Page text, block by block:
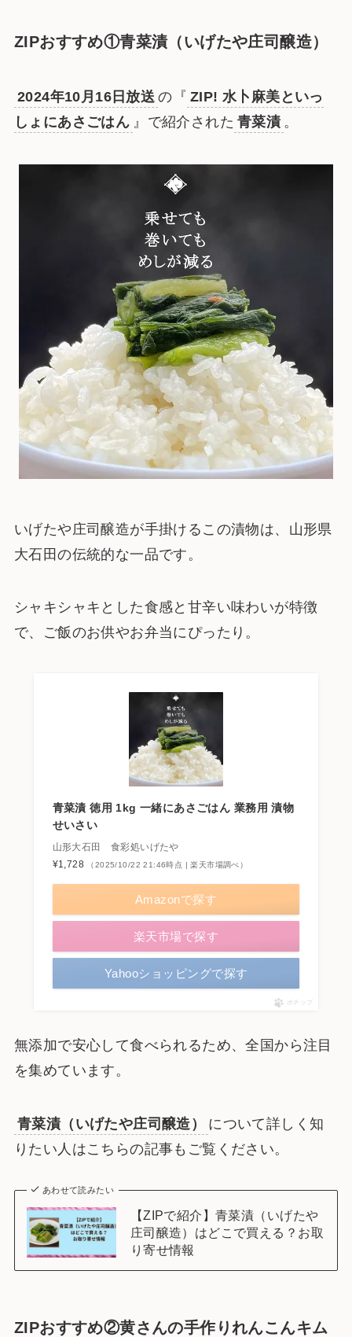
ZIPおすすめ①青菜漬（いげたや庄司醸造）
2024年10月16日放送 の『 ZIP! 水卜麻美といっ
しょにあさごはん 』で紹介された 青菜漬 。
いげたや庄司醸造が手掛けるこの漬物は、山形県
大石田の伝統的な一品です。
シャキシャキとした食感と甘辛い味わいが特徴
で、ご飯のお供やお弁当にぴったり。
青菜漬 徳用 1kg 一緒にあさごはん 業務用 漬物
せいさい
山形大石田 食彩処いげたや
¥1,728
（2025/10/22 21:46時点 | 楽天市場調べ）
Amazonで探す
楽天市場で探す
Yahooショッピングで探す
ポチップ
無添加で安心して食べられるため、全国から注目
を集めています。
青菜漬（いげたや庄司醸造）
について詳しく知
りたい人はこちらの記事もご覧ください。
あわせて読みたい
【ZIPで紹介】青菜漬（いげたや
庄司醸造）はどこで買える？お取
り寄せ情報
ZIPおすすめ②黄さんの手作りれんこんキム